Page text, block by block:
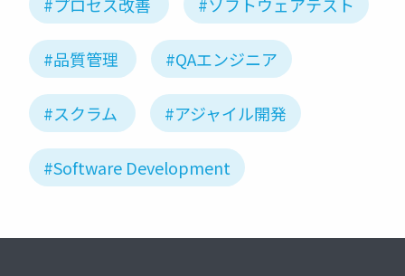
#品質管理 #QAエンジニア
#スクラム #アジャイル開発
#Software Development